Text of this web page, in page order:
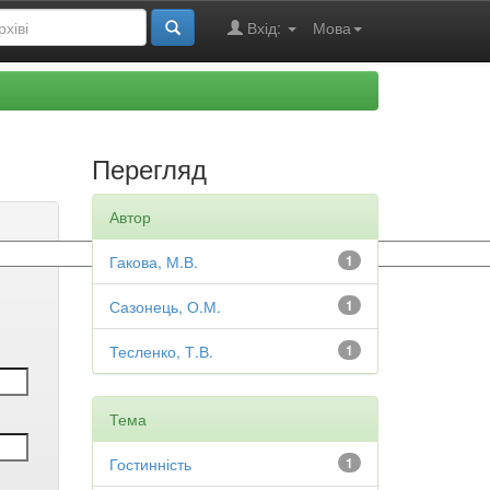
Мова
Вхід:
Перегляд
Автор
1
Гакова, М.В.
1
Сазонець, О.М.
1
Тесленко, Т.В.
Тема
1
Гостинність